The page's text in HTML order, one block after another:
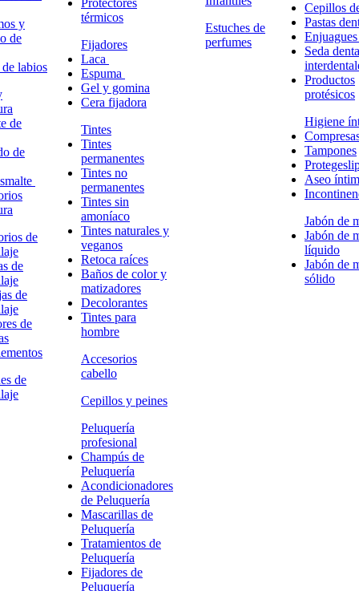
y
de
labios
de
de
de
de
de
de
de
Protectores
térmicos
Fijadores
Laca
Espuma
Gel y gomina
Cera fijadora
Tintes
Tintes
permanentes
Tintes no
permanentes
Tintes sin
amoníaco
Tintes naturales y
veganos
Retoca raíces
Baños de color y
matizadores
Decolorantes
Tintes para
hombre
Accesorios
cabello
Cepillos y peines
Peluquería
profesional
Champús de
Peluquería
Acondicionadores
de Peluquería
Mascarillas de
Peluquería
Tratamientos de
Peluquería
Fijadores de
Peluquería
Estuches de
perfumes
Cepillos
Pastas
Seda
Productos
protésicos
Higiene
Tampones
Aseo
Jabón de
Jabón de
líquido
Jabón de
sólido